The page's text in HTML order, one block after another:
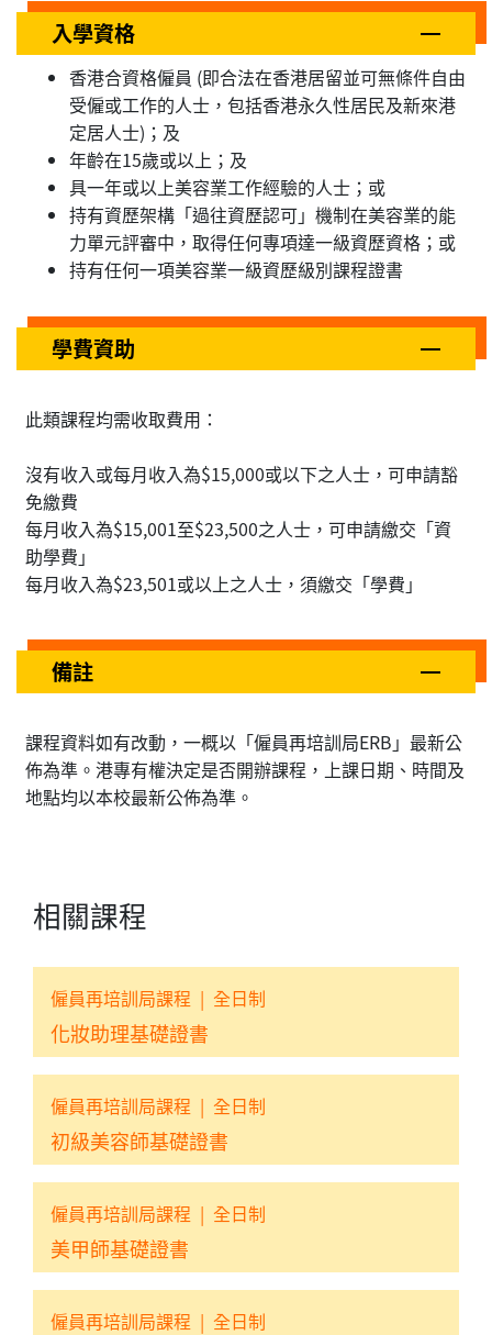
入學資格
香港合資格僱員 (即合法在香港居留並可無條件自由
受僱或工作的人士，包括香港永久性居民及新來港
定居人士)；及
年齡在15歲或以上；及
具一年或以上美容業工作經驗的人士；或
持有資歷架構「過往資歷認可」機制在美容業的能
力單元評審中，取得任何專項達一級資歷資格；或
持有任何一項美容業一級資歷級別課程證書
學費資助
此類課程均需收取費用：
沒有收入或每月收入為$15,000或以下之人士，可申請豁
免繳費
每月收入為$15,001至$23,500之人士，可申請繳交「資
助學費」
每月收入為$23,501或以上之人士，須繳交「學費」
備註
課程資料如有改動，一概以「僱員再培訓局ERB」最新公
佈為準。港專有權決定是否開辦課程，上課日期、時間及
地點均以本校最新公佈為準。
相關課程
僱員再培訓局課程 | 全日制
化妝助理基礎證書
僱員再培訓局課程 | 全日制
初級美容師基礎證書
僱員再培訓局課程 | 全日制
美甲師基礎證書
僱員再培訓局課程 | 全日制